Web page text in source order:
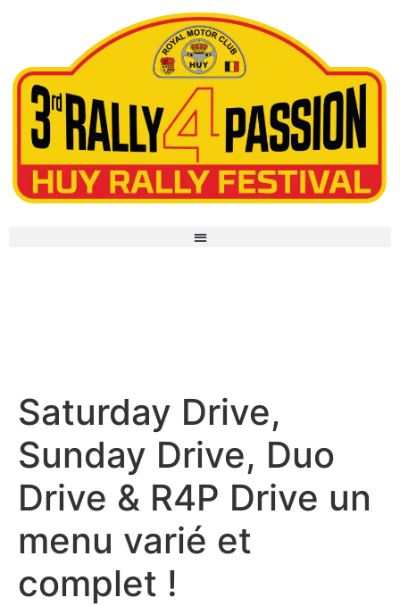
Saturday Drive,
Sunday Drive, Duo
Drive & R4P Drive un
menu varié et
complet !